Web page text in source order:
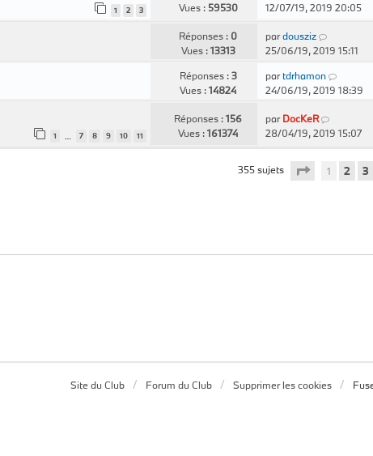
1 2 3
Vues : 59530
12/07/19, 2019 20:05
Réponses : 0
Vues :13313
pardousziz
25/06/19, 2019 15:11
Réponses :3
Vues :14824
partdrhamon
24/06/19, 2019 18:39
1 … 7 8 9 10 11
Réponses :156
Vues :161374
parDocKeR
28/04/19, 2019 15:07
355 sujets Page 1sur8
1 2 3
Site du Club Forum du Club Supprimer les cookies